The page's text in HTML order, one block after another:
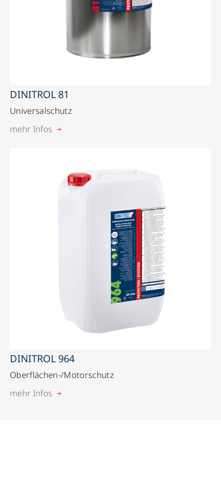
DINITROL 81
Universalschutz
mehr Infos
DINITROL 964
Oberflächen-/Motorschutz
mehr Infos